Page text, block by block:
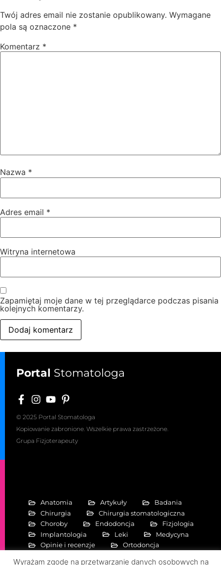
Twój adres email nie zostanie opublikowany. Wymagane
pola są oznaczone *
Komentarz *
Nazwa *
Adres email *
Witryna internetowa
Zapamiętaj moje dane w tej przeglądarce podczas pisania
kolejnych komentarzy.
Portal Stomatologa
© 2025 Portal Stomatologa
Kopiowanie zabronione. Wszelkie prawa zastrzeżone.
Grupa Fizjoterapeuty
Anatomia Artykuły
Badania
Chirurgia
Chirurgia stomatologiczna
Choroby
Endodoncja
Fizjologia
Implantologia
Leki
Medycyna
Opinie i recenzje
Ortodoncja
Wyrażam zgodę na przetwarzanie danych osobowych na